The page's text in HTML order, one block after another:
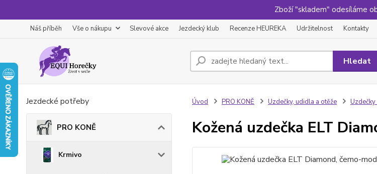
Zboží "skladem" odesíláme
Náš příběh Vše o nákupu Slevové akce Jezdecký klub Recenze HEUREKA Udržitelnost Kontakty
Hledat
Jezdecké potřeby
PRO KONĚ
Krmivo
Úvod PRO KONĚ Uzdečky, udidla a otěže
Kožená uzdečka ELT